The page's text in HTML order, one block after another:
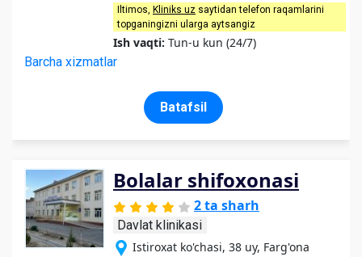
Iltimos, Kliniks uz saytidan telefon raqamlarini
topganingizni ularga aytsangiz
Ish vaqti: Tun-u kun (24/7)
Barcha xizmatlar
Batafsil
Bolalar shifoxonasi
2 ta sharh
Davlat klinikasi
Istiroxat ko'chasi, 38 uy, Farg'ona